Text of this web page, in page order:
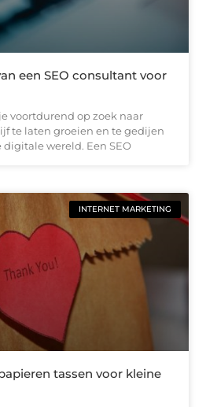
een SEO consultant voor
voortdurend op zoek naar
te laten groeien en te gedijen
wereld. Een SEO
INTERNET MARKETING
tassen voor kleine